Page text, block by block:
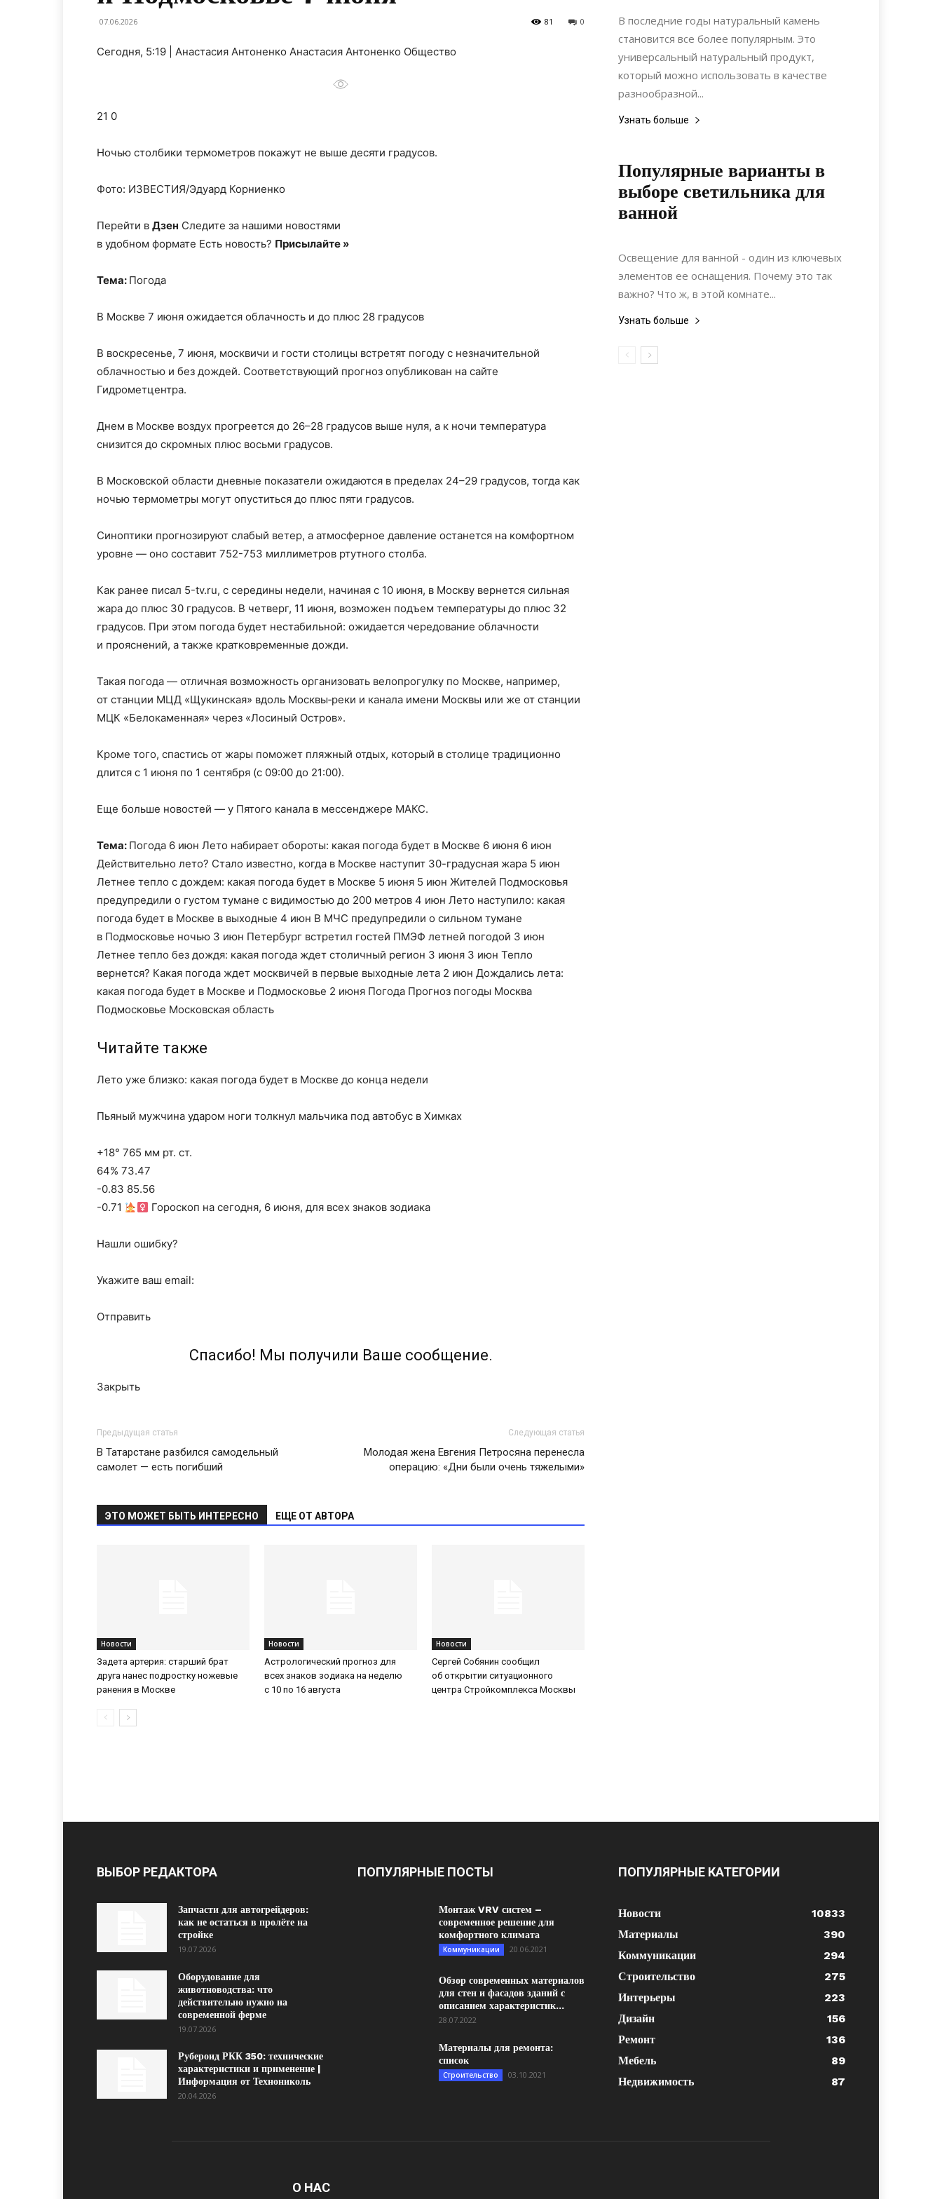
07.06.2026 0
81
Сегодня, 5:19 | Анастасия Антоненко Анастасия Антоненко Общество
21 0
Ночью столбики термометров покажут не выше десяти градусов.
Фото: ИЗВЕСТИЯ/Эдуард Корниенко
Перейти в Дзен Следите за нашими новостями
в удобном формате Есть новость? Присылайте »
Тема: Погода
В Москве 7 июня ожидается облачность и до плюс 28 градусов
В воскресенье, 7 июня, москвичи и гости столицы встретят погоду с незначительной
облачностью и без дождей. Соответствующий прогноз опубликован на сайте
Гидрометцентра.
Днем в Москве воздух прогреется до 26–28 градусов выше нуля, а к ночи температура
снизится до скромных плюс восьми градусов.
В Московской области дневные показатели ожидаются в пределах 24–29 градусов, тогда как
ночью термометры могут опуститься до плюс пяти градусов.
Синоптики прогнозируют слабый ветер, а атмосферное давление останется на комфортном
уровне — оно составит 752-753 миллиметров ртутного столба.
Как ранее писал 5-tv.ru, с середины недели, начиная с 10 июня, в Москву вернется сильная
жара до плюс 30 градусов. В четверг, 11 июня, возможен подъем температуры до плюс 32
градусов. При этом погода будет нестабильной: ожидается чередование облачности
и прояснений, а также кратковременные дожди.
Такая погода — отличная возможность организовать велопрогулку по Москве, например,
от станции МЦД «Щукинская» вдоль Москвы‑реки и канала имени Москвы или же от станции
МЦК «Белокаменная» через «Лосиный Остров».
Кроме того, спастись от жары поможет пляжный отдых, который в столице традиционно
длится с 1 июня по 1 сентября (с 09:00 до 21:00).
Еще больше новостей — у Пятого канала в мессенджере МАКС.
Тема: Погода 6 июн Лето набирает обороты: какая погода будет в Москве 6 июня 6 июн
Действительно лето? Стало известно, когда в Москве наступит 30-градусная жара 5 июн
Летнее тепло с дождем: какая погода будет в Москве 5 июня 5 июн Жителей Подмосковья
предупредили о густом тумане с видимостью до 200 метров 4 июн Лето наступило: какая
погода будет в Москве в выходные 4 июн В МЧС предупредили о сильном тумане
в Подмосковье ночью 3 июн Петербург встретил гостей ПМЭФ летней погодой 3 июн
Летнее тепло без дождя: какая погода ждет столичный регион 3 июня 3 июн Тепло
вернется? Какая погода ждет москвичей в первые выходные лета 2 июн Дождались лета:
какая погода будет в Москве и Подмосковье 2 июня Погода Прогноз погоды Москва
Подмосковье Московская область
Читайте также
Лето уже близко: какая погода будет в Москве до конца недели
Пьяный мужчина ударом ноги толкнул мальчика под автобус в Химках
+18° 765 мм рт. ст.
64% 73.47
-0.83 85.56
-0.71
Гороскоп на сегодня, 6 июня, для всех знаков зодиака
Нашли ошибку?
Укажите ваш email:
Отправить
Спасибо! Мы получили Ваше сообщение.
Закрыть
Предыдущая статья
В Татарстане разбился самодельный
самолет — есть погибший
Следующая статья
Молодая жена Евгения Петросяна перенесла
операцию: «Дни были очень тяжелыми»
ЭТО МОЖЕТ БЫТЬ ИНТЕРЕСНО ЕЩЕ ОТ АВТОРА
Новости
Задета артерия: старший брат
друга нанес подростку ножевые
ранения в Москве
Новости
Астрологический прогноз для
всех знаков зодиака на неделю
с 10 по 16 августа
Новости
Сергей Собянин сообщил
об открытии ситуационного
центра Стройкомплекса Москвы
В последние годы натуральный камень
становится все более популярным. Это
универсальный натуральный продукт,
который можно использовать в качестве
разнообразной...
Узнать больше
Популярные варианты в
выборе светильника для
ванной
13.10.2020
Освещение для ванной - один из ключевых
элементов ее оснащения. Почему это так
важно? Что ж, в этой комнате...
Узнать больше
ВЫБОР РЕДАКТОРА
Запчасти для автогрейдеров:
как не остаться в пролёте на
стройке
19.07.2026
Оборудование для
животноводства: что
действительно нужно на
современной ферме
19.07.2026
Рубероид РКК 350: технические
характеристики и применение |
Информация от Технониколь
20.04.2026
ПОПУЛЯРНЫЕ ПОСТЫ
Монтаж VRV систем –
современное решение для
комфортного климата
Коммуникации 20.06.2021
Обзор современных материалов
для стен и фасадов зданий с
описанием характеристик...
28.07.2022
Материалы для ремонта:
список
Строительство 03.10.2021
ПОПУЛЯРНЫЕ КАТЕГОРИИ
Новости
10833
Материалы
390
Коммуникации
294
Строительство
275
Интерьеры
223
Дизайн
156
Ремонт
136
Мебель
89
Недвижимость
87
О НАС